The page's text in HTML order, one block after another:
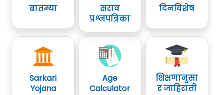
बातम्या
सराव
प्रश्नपत्रिका
दिनविशेष
Sarkari
Yojana
Age
Calculator
शिक्षणानुसा
र जाहिराती